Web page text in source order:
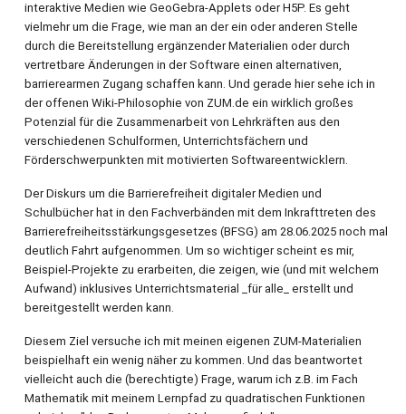
interaktive Medien wie GeoGebra-Applets oder H5P. Es geht
vielmehr um die Frage, wie man an der ein oder anderen Stelle
durch die Bereitstellung ergänzender Materialien oder durch
vertretbare Änderungen in der Software einen alternativen,
barrierearmen Zugang schaffen kann. Und gerade hier sehe ich in
der offenen Wiki-Philosophie von ZUM.de ein wirklich großes
Potenzial für die Zusammenarbeit von Lehrkräften aus den
verschiedenen Schulformen, Unterrichtsfächern und
Förderschwerpunkten mit motivierten Softwareentwicklern.
Der Diskurs um die Barrierefreiheit digitaler Medien und
Schulbücher hat in den Fachverbänden mit dem Inkrafttreten des
Barrierefreiheitsstärkungsgesetzes (BFSG) am 28.06.2025 noch mal
deutlich Fahrt aufgenommen. Um so wichtiger scheint es mir,
Beispiel-Projekte zu erarbeiten, die zeigen, wie (und mit welchem
Aufwand) inklusives Unterrichtsmaterial _für alle_ erstellt und
bereitgestellt werden kann.
Diesem Ziel versuche ich mit meinen eigenen ZUM-Materialien
beispielhaft ein wenig näher zu kommen. Und das beantwortet
vielleicht auch die (berechtigte) Frage, warum ich z.B. im Fach
Mathematik mit meinem Lernpfad zu quadratischen Funktionen